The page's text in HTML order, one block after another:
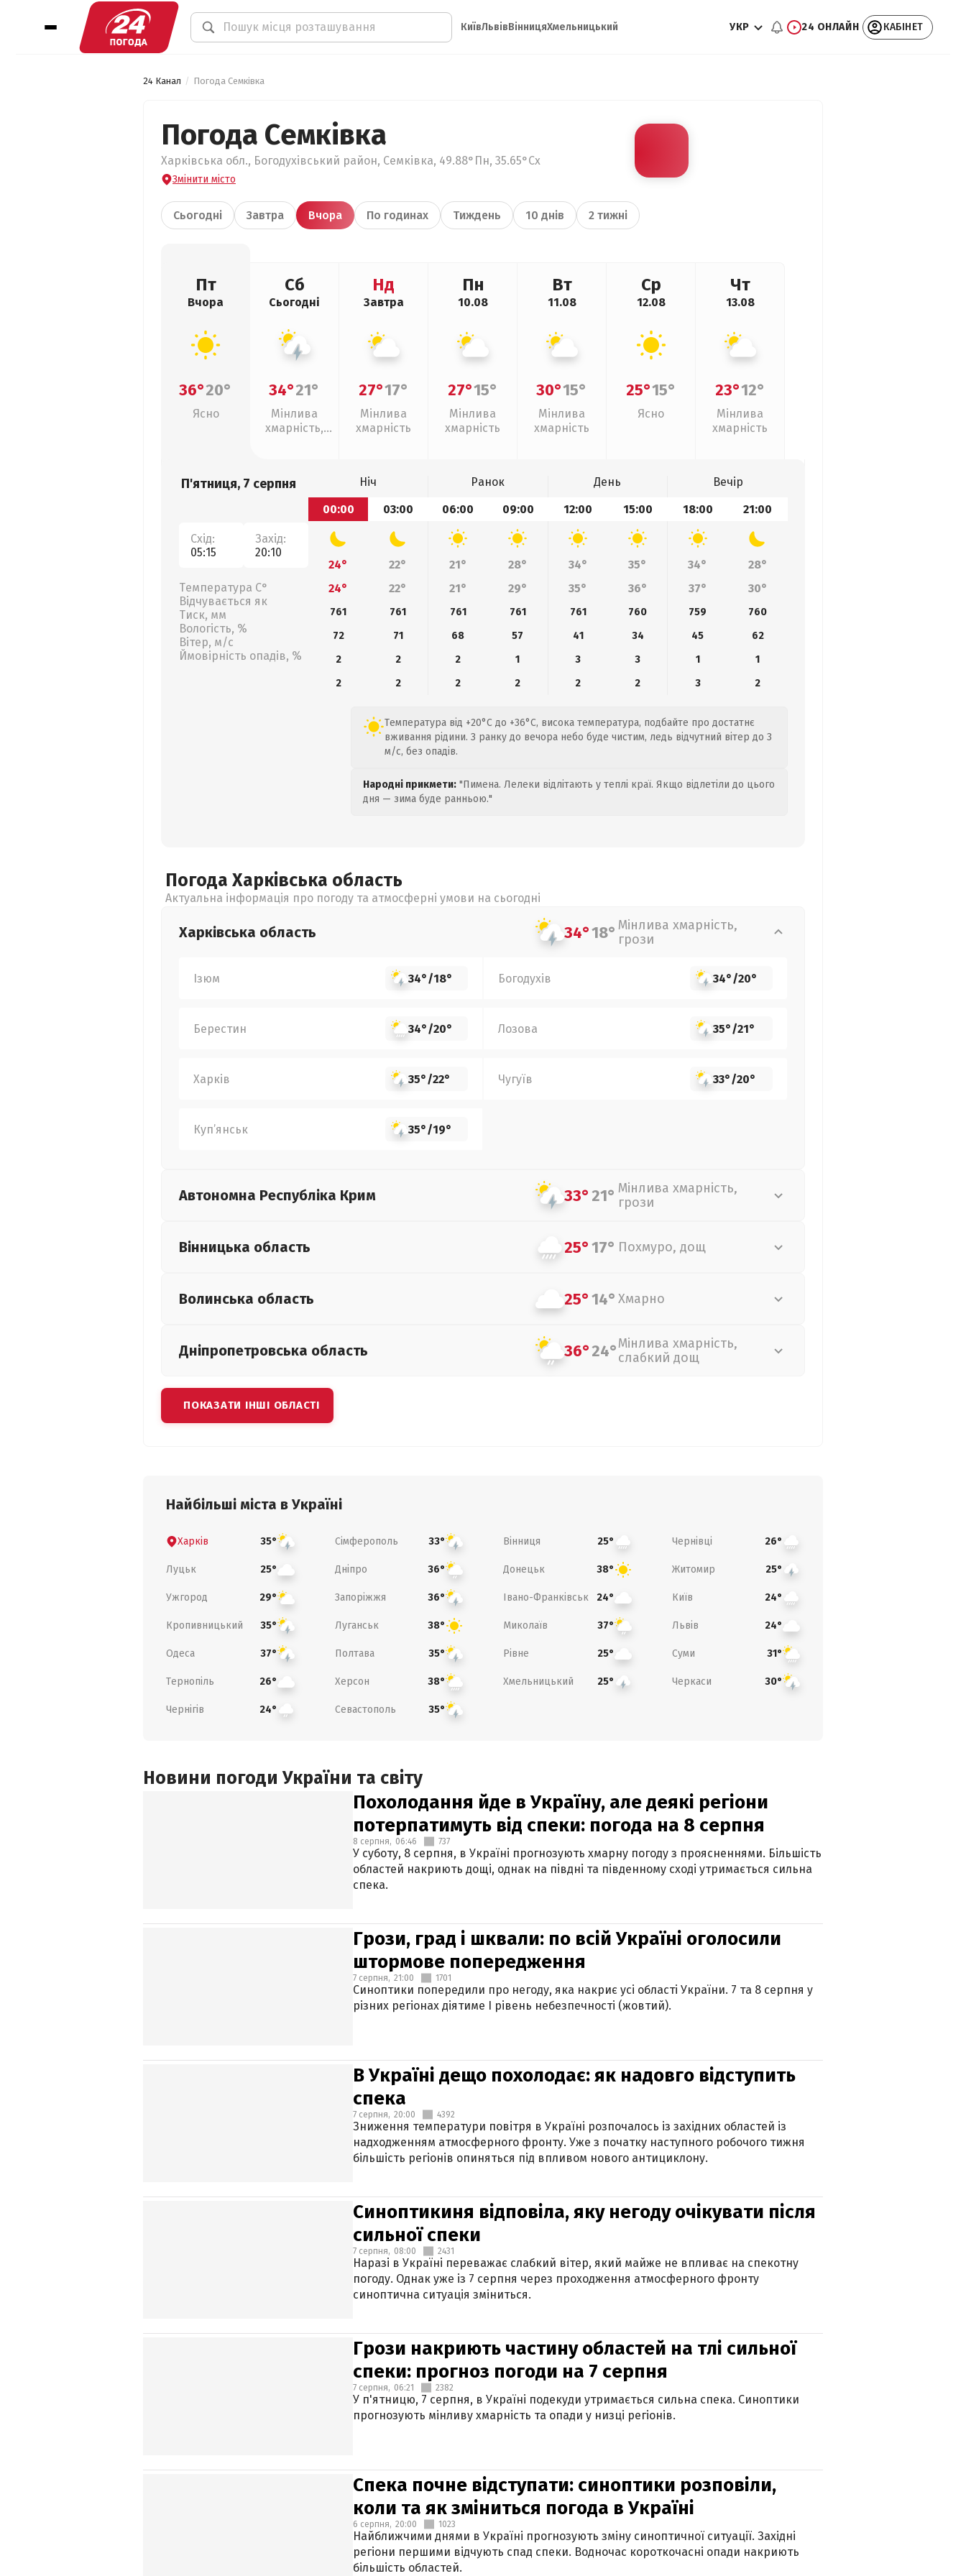
КиївЛьвівВінницяХмельницький УКР 24 ОНЛАЙН КАБІНЕТ
24 Канал Погода Семківка
Погода Семківка
Харківська обл., Богодухівський район, Семківка, 49.88°Пн, 35.65°Сх
Змінити місто
Сьогодні Завтра Вчора По годинах Тиждень 10 днів 2 тижні
Пт
Вчора
36°20°
Ясно
Сб
Сьогодні
34°21°
Мінлива
хмарність,
Нд
Завтра
27°17°
Мінлива
хмарність
Пн
10.08
27°15°
Мінлива
хмарність
Вт
11.08
30°15°
Мінлива
хмарність
Ср
12.08
25°15°
Ясно
Чт
13.08
23°12°
Мінлива
хмарність
П'ятниця, 7 серпня
Схід:
05:15
Захід:
20:10
Температура С°
Відчувається як
Тиск, мм
Вологість, %
Вітер, м/с
Ймовірність опадів, %
Ніч Ранок День
Вечір
00:00
03:00 06:00 09:00 12:00 15:00 18:00 21:00
24° 22° 21° 28° 34° 35° 34°
28°
24°
22° 21° 29° 35° 36° 37° 30°
761 761 761 761 761 760 759
760
72
71 68 57 41 34 45
62
2
2 2 1 3 3 1
1
2
2 2 2 2 2 3 2
Температура від +20°C до +36°C, висока температура, подбайте про достатнє
вживання рідини. З ранку до вечора небо буде чистим, ледь відчутний вітер до 3
м/с, без опадів.
Народні прикмети: "Пимена. Лелеки відлітають у теплі краї. Якщо відлетіли до цього
дня — зима буде ранньою."
Погода Харківська область
Актуальна інформація про погоду та атмосферні умови на сьогодні
Харківська область 34°18° Мінлива хмарність,
грози
Ізюм 34°/18° Богодухів 34°/20°
Берестин 34°/20° Лозова 35°/21°
Харків 35°/22° Чугуїв 33°/20°
Куп’янськ 35°/19°
Автономна Республіка Крим 33°21° Мінлива хмарність,
грози
Вінницька область 25°17° Похмуро, дощ
Волинська область 25°14° Хмарно
Дніпропетровська область 36°24°Мінлива хмарність,
слабкий дощ
ПОКАЗАТИ ІНШІ ОБЛАСТІ
Найбільші міста в Україні
Харків 35° Сімферополь 33° Вінниця 25° Чернівці 26°
Луцьк 25° Дніпро 36° Донецьк 38° Житомир 25°
Ужгород 29° Запоріжжя 36° Івано-Франківськ 24° Київ 24°
Кропивницький 35° Луганськ 38° Миколаїв 37° Львів 24°
Одеса 37° Полтава 35° Рівне 25° Суми 31°
Тернопіль 26° Херсон 38° Хмельницький 25° Черкаси 30°
Чернігів 24° Севастополь 35°
Новини погоди України та світу
Похолодання йде в Україну, але деякі регіони
потерпатимуть від спеки: погода на 8 серпня
8 серпня, 06:46 737
У суботу, 8 серпня, в Україні прогнозують хмарну погоду з проясненнями. Більшість
областей накриють дощі, однак на півдні та південному сході утримається сильна
спека.
Грози, град і шквали: по всій Україні оголосили
штормове попередження
7 серпня, 21:00 1701
Синоптики попередили про негоду, яка накриє усі області України. 7 та 8 серпня у
різних регіонах діятиме І рівень небезпечності (жовтий).
В Україні дещо похолодає: як надовго відступить
спека
7 серпня, 20:00 4392
Зниження температури повітря в Україні розпочалось із західних областей із
надходженням атмосферного фронту. Уже з початку наступного робочого тижня
більшість регіонів опиняться під впливом нового антициклону.
Синоптикиня відповіла, яку негоду очікувати після
сильної спеки
7 серпня, 08:00 2431
Наразі в Україні переважає слабкий вітер, який майже не впливає на спекотну
погоду. Однак уже із 7 серпня через проходження атмосферного фронту
синоптична ситуація зміниться.
Грози накриють частину областей на тлі сильної
спеки: прогноз погоди на 7 серпня
7 серпня, 06:21 2382
У п'ятницю, 7 серпня, в Україні подекуди утримається сильна спека. Синоптики
прогнозують мінливу хмарність та опади у низці регіонів.
Спека почне відступати: синоптики розповіли,
коли та як зміниться погода в Україні
6 серпня, 20:00 1023
Найближчими днями в Україні прогнозують зміну синоптичної ситуації. Західні
регіони першими відчують спад спеки. Водночас короткочасні опади накриють
більшість областей.